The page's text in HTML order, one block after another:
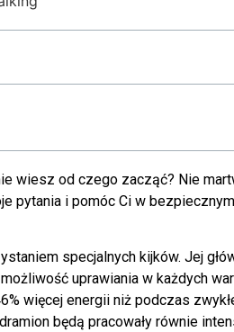
wiesz od czego zacząć? Nie
pytania i pomóc Ci w bezpiecznym
specjalnych kijków. Jej
uprawiania w każdych
więcej energii niż podczas
będą pracowały równie